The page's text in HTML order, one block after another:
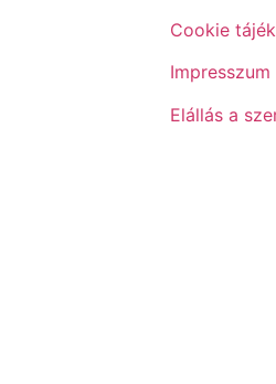
Cookie
Impresszum
Elállás a